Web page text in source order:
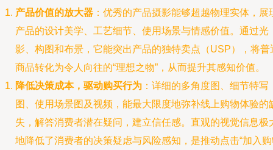
产品价值的放大器 ：优秀的产品摄影能够超越物理实体，展
产品的设计美学、工艺细节、使用场景与情感价值。通过光
影、构图和布景，它能突出产品的独特卖点（USP），将普
商品转化为令人向往的“理想之物”，从而提升其感知价值。
降低决策成本，驱动购买行为 ：详细的多角度图、细节特写
图、使用场景图及视频，能最大限度地弥补线上购物体验的
失，解答消费者潜在疑问，建立信任感。直观的视觉信息极
地降低了消费者的决策疑虑与风险感知，是推动点击“加入